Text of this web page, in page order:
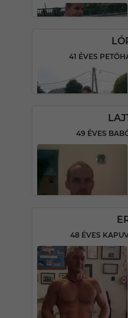
41 ÉVES
49 ÉVES
48 ÉVES